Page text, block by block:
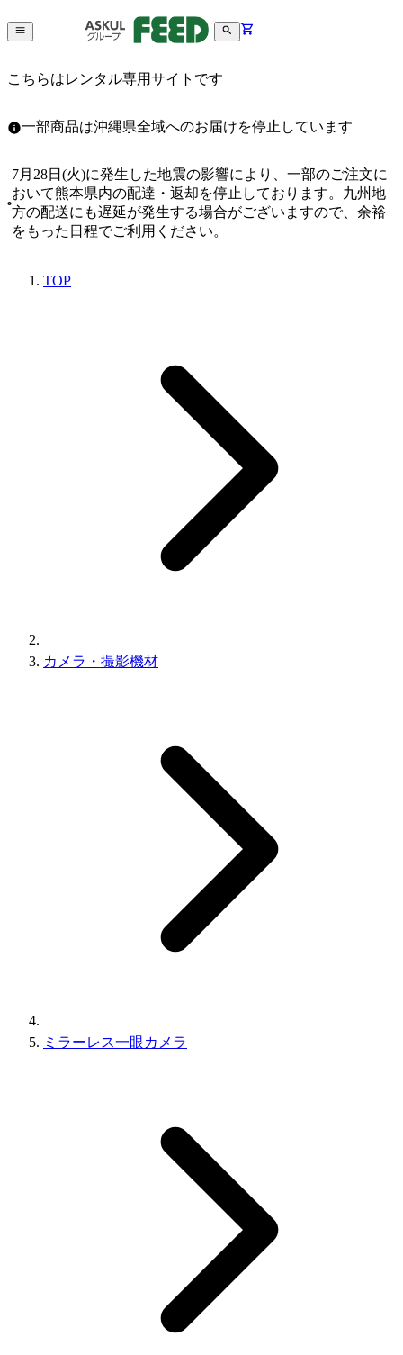
こちらはレンタル専用サイトです
一部商品は沖縄県全域へのお届けを停止しています
7月28日(火)に発生した地震の影響により、一部のご注文に
おいて熊本県内の配達・返却を停止しております。九州地
方の配送にも遅延が発生する場合がございますので、余裕
をもった日程でご利用ください。
TOP
カメラ・撮影機材
ミラーレス一眼カメラ